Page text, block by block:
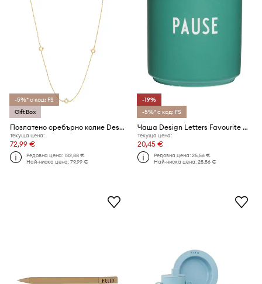
-5%* с код: FS
Gift Box
Позлатено сребърно колие Design Letters
Текуща цена:
72,99 €
Редовна цена:132,88 €
Най-ниска цена:79,99 €
-19%
-5%* с код: FS
Чаша Design Letters Favourite Cups 250 ml
Текуща цена:
20,45 €
Редовна цена:25,56 €
Най-ниска цена:25,56 €